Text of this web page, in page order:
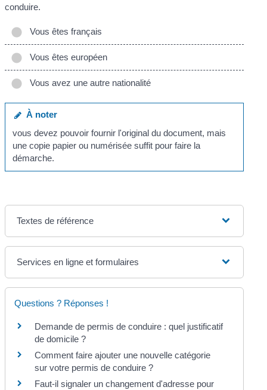
conduire.
Vous êtes français
Vous êtes européen
Vous avez une autre nationalité
À noter
vous devez pouvoir fournir l'original du document, mais
une copie papier ou numérisée suffit pour faire la
démarche.
Textes de référence
Services en ligne et formulaires
Questions ? Réponses !
Demande de permis de conduire : quel justificatif
de domicile ?
Comment faire ajouter une nouvelle catégorie
sur votre permis de conduire ?
Faut-il signaler un changement d'adresse pour